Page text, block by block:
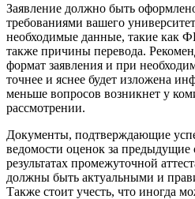
Заявление должно быть
требованиями вашего
необходимые данные, такие как
также причины перевода.
формат заявления и при
точнее и яснее будет изложена
меньше вопросов возникнет у
рассмотрении.
Документы, подтверждающие
ведомости оценок за предыдущие
результатах промежуточной
должны быть актуальными и
Также стоит учесть, что иногда